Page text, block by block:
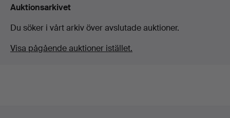
Auktionsarkivet
Du söker i vårt arkiv över avslutade auktioner.
Visa pågående auktioner istället.